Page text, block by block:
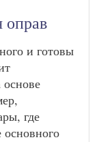
и готовы
где
основного